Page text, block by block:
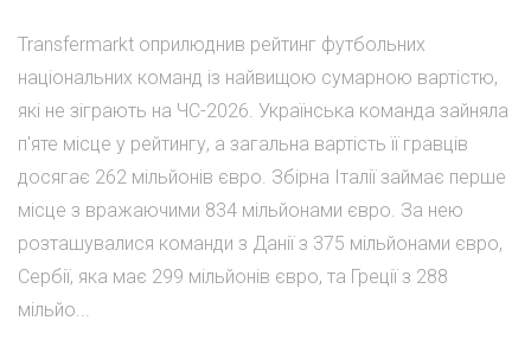
Transfermarkt оприлюднив рейтинг футбольних
національних команд із найвищою сумарною вартістю,
які не зіграють на ЧС-2026. Українська команда зайняла
п'яте місце у рейтингу, а загальна вартість її гравців
досягає 262 мільйонів євро. Збірна Італії займає перше
місце з вражаючими 834 мільйонами євро. За нею
розташувалися команди з Данії з 375 мільйонами євро,
Сербії, яка має 299 мільйонів євро, та Греції з 288
мільйо...